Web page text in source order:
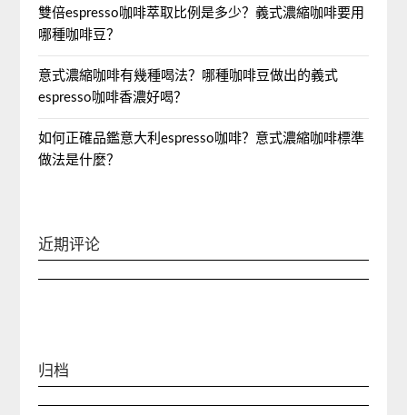
雙倍espresso咖啡萃取比例是多少？義式濃縮咖啡要用
哪種咖啡豆？
意式濃縮咖啡有幾種喝法？哪種咖啡豆做出的義式
espresso咖啡香濃好喝？
如何正確品鑑意大利espresso咖啡？意式濃縮咖啡標準
做法是什麼？
近期评论
归档